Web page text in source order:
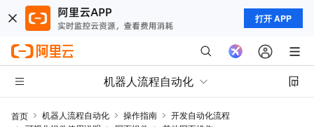
打开 APP
机器人流程自动化
首页 机器人流程自动化 操作指南
开发自动化流程